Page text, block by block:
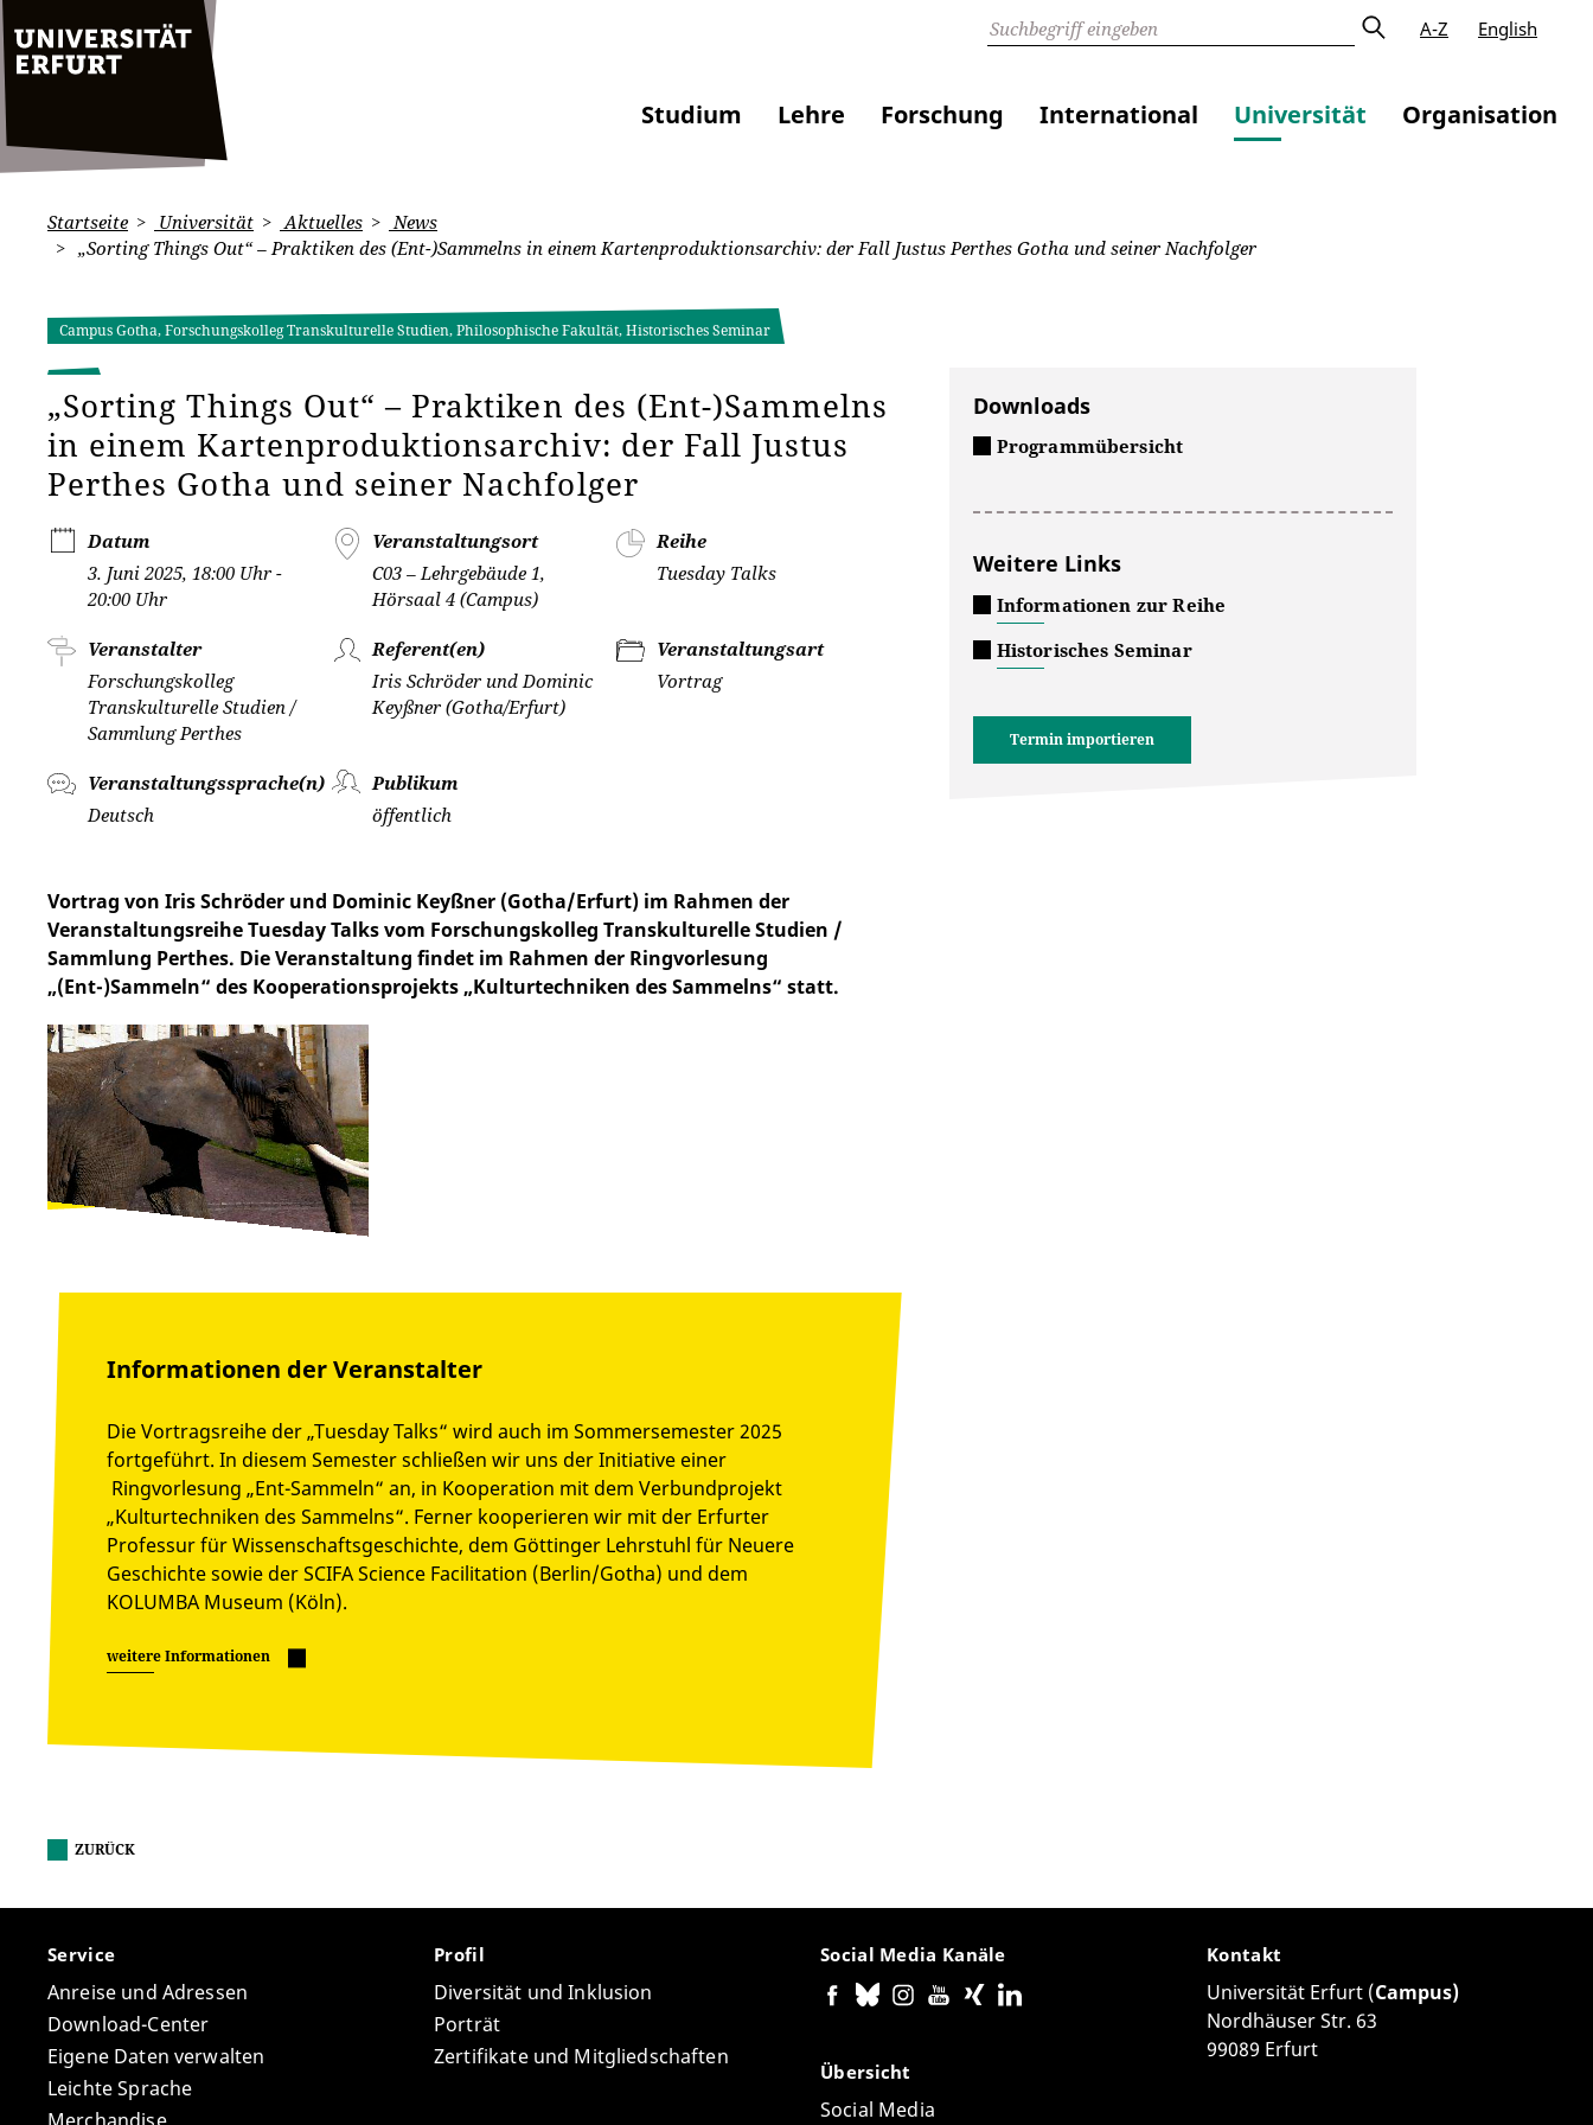
A-Z English
Studium Lehre Forschung International Universität Organisation
Startseite Universität Aktuelles
News
„Sorting Things Out“ – Praktiken des (Ent-)Sammelns in einem Kartenproduktionsarchiv: der Fall Justus Perthes Gotha und seiner Nachfolger
Campus Gotha, Forschungskolleg Transkulturelle Studien, Philosophische Fakultät, Historisches Seminar
„Sorting Things Out“ – Praktiken des (Ent-)Sammelns
in einem Kartenproduktionsarchiv: der Fall Justus
Perthes Gotha und seiner Nachfolger
Datum
3. Juni 2025, 18:00 Uhr -
20:00 Uhr
Veranstaltungsort
C03 – Lehrgebäude 1,
Hörsaal 4 (Campus)
Reihe
Tuesday Talks
Veranstalter
Forschungskolleg
Transkulturelle Studien /
Sammlung Perthes
Referent(en)
Iris Schröder und Dominic
Keyßner (Gotha/Erfurt)
Veranstaltungsart
Vortrag
Veranstaltungssprache(n)
Deutsch
Publikum
öffentlich
Vortrag von Iris Schröder und Dominic Keyßner (Gotha/Erfurt) im Rahmen der
Veranstaltungsreihe Tuesday Talks vom Forschungskolleg Transkulturelle Studien /
Sammlung Perthes. Die Veranstaltung findet im Rahmen der Ringvorlesung
„(Ent-)Sammeln“ des Kooperationsprojekts „Kulturtechniken des Sammelns“ statt.
Informationen der Veranstalter
Die Vortragsreihe der „Tuesday Talks“ wird auch im Sommersemester 2025
fortgeführt. In diesem Semester schließen wir uns der Initiative einer
Ringvorlesung „Ent-Sammeln“ an, in Kooperation mit dem Verbundprojekt
„Kulturtechniken des Sammelns“. Ferner kooperieren wir mit der Erfurter
Professur für Wissenschaftsgeschichte, dem Göttinger Lehrstuhl für Neuere
Geschichte sowie der SCIFA Science Facilitation (Berlin/Gotha) und dem
KOLUMBA Museum (Köln).
weitere Informationen
Downloads
Programmübersicht
Weitere Links
Informationen zur Reihe
Historisches Seminar
Termin importieren
ZURÜCK
Service
Anreise und Adressen
Download-Center
Eigene Daten verwalten
Leichte Sprache
Profil
Diversität und Inklusion
Porträt
Zertifikate und Mitgliedschaften
Social Media Kanäle
Übersicht
Social Media
Kontakt
Universität Erfurt (Campus)
Nordhäuser Str. 63
99089 Erfurt